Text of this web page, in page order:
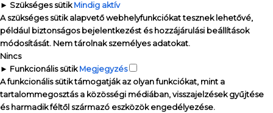
► Szükséges sütik Mindig aktív
A szükséges sütik alapvető webhelyfunkciókat tesznek lehetővé,
például biztonságos bejelentkezést és hozzájárulási beállítások
módosítását. Nem tárolnak személyes adatokat.
Nincs
► Funkcionális sütik Megjegyzés
A funkcionális sütik támogatják az olyan funkciókat, mint a
tartalommegosztás a közösségi médiában, visszajelzések gyűjtése
és harmadik féltől származó eszközök engedélyezése.